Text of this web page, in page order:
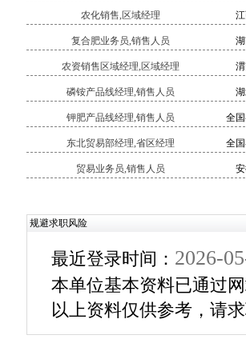
农化销售,区域经理
复合肥业务员,销售人员
农资销售区域经理,区域经理
磷铵产品线经理,销售人员
钾肥产品线经理,销售人员 全
东北贸易部经理,省区经理 全
贸易业务员,销售人员
规避求职风险
最近登录时间： 2026-
本单位基本资料已通过网
以上资料仅供参考，请